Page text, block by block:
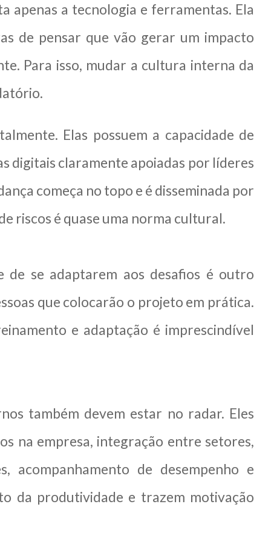
apenas a tecnologia e ferramentas. Ela
de pensar que vão gerar um impacto
Para isso, mudar a cultura interna da
Elas possuem a capacidade de
digitais claramente apoiadas por líderes
começa no topo e é disseminada por
riscos é quase uma norma cultural.
se adaptarem aos desafios é outro
que colocarão o projeto em prática.
e adaptação é imprescindível
também devem estar no radar. Eles
na empresa, integração entre setores,
acompanhamento de desempenho e
da produtividade e trazem motivação